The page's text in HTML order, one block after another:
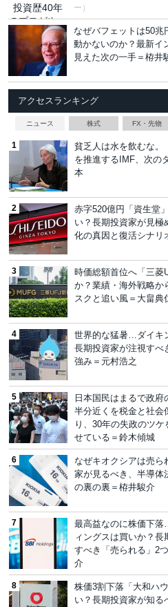
ー）
なぜバフェットは50兆
動かないのか？最新イ
見えた次の一手＝栫井
アクセスランキング
ニュース 株式 FX・先物
貧乏人は水を飲むな。
を推進するIMF、次の
本
赤字520億円「資生堂
い？長期投資家が見極
化の真因と復活シナリ
時価総額首位へ「三菱
か？業績・海外戦略か
スクと追い風＝大畠典
世界的な猛暑…ダイキ
長期投資家が注視すべ
強み＝元村浩之
日本国民はまるで政府
半分近くを税金と社会
り、30年の失政のツ
せている＝鈴木傾城
なぜキオクシアは売ら
家が見るべき、半導体
の裏の裏＝栫井駿介
最高益なのに株価下
ィングスは買いか？長
すべき「売られる」2
介
株価3割下落「大和ハ
い？長期投資家が知る